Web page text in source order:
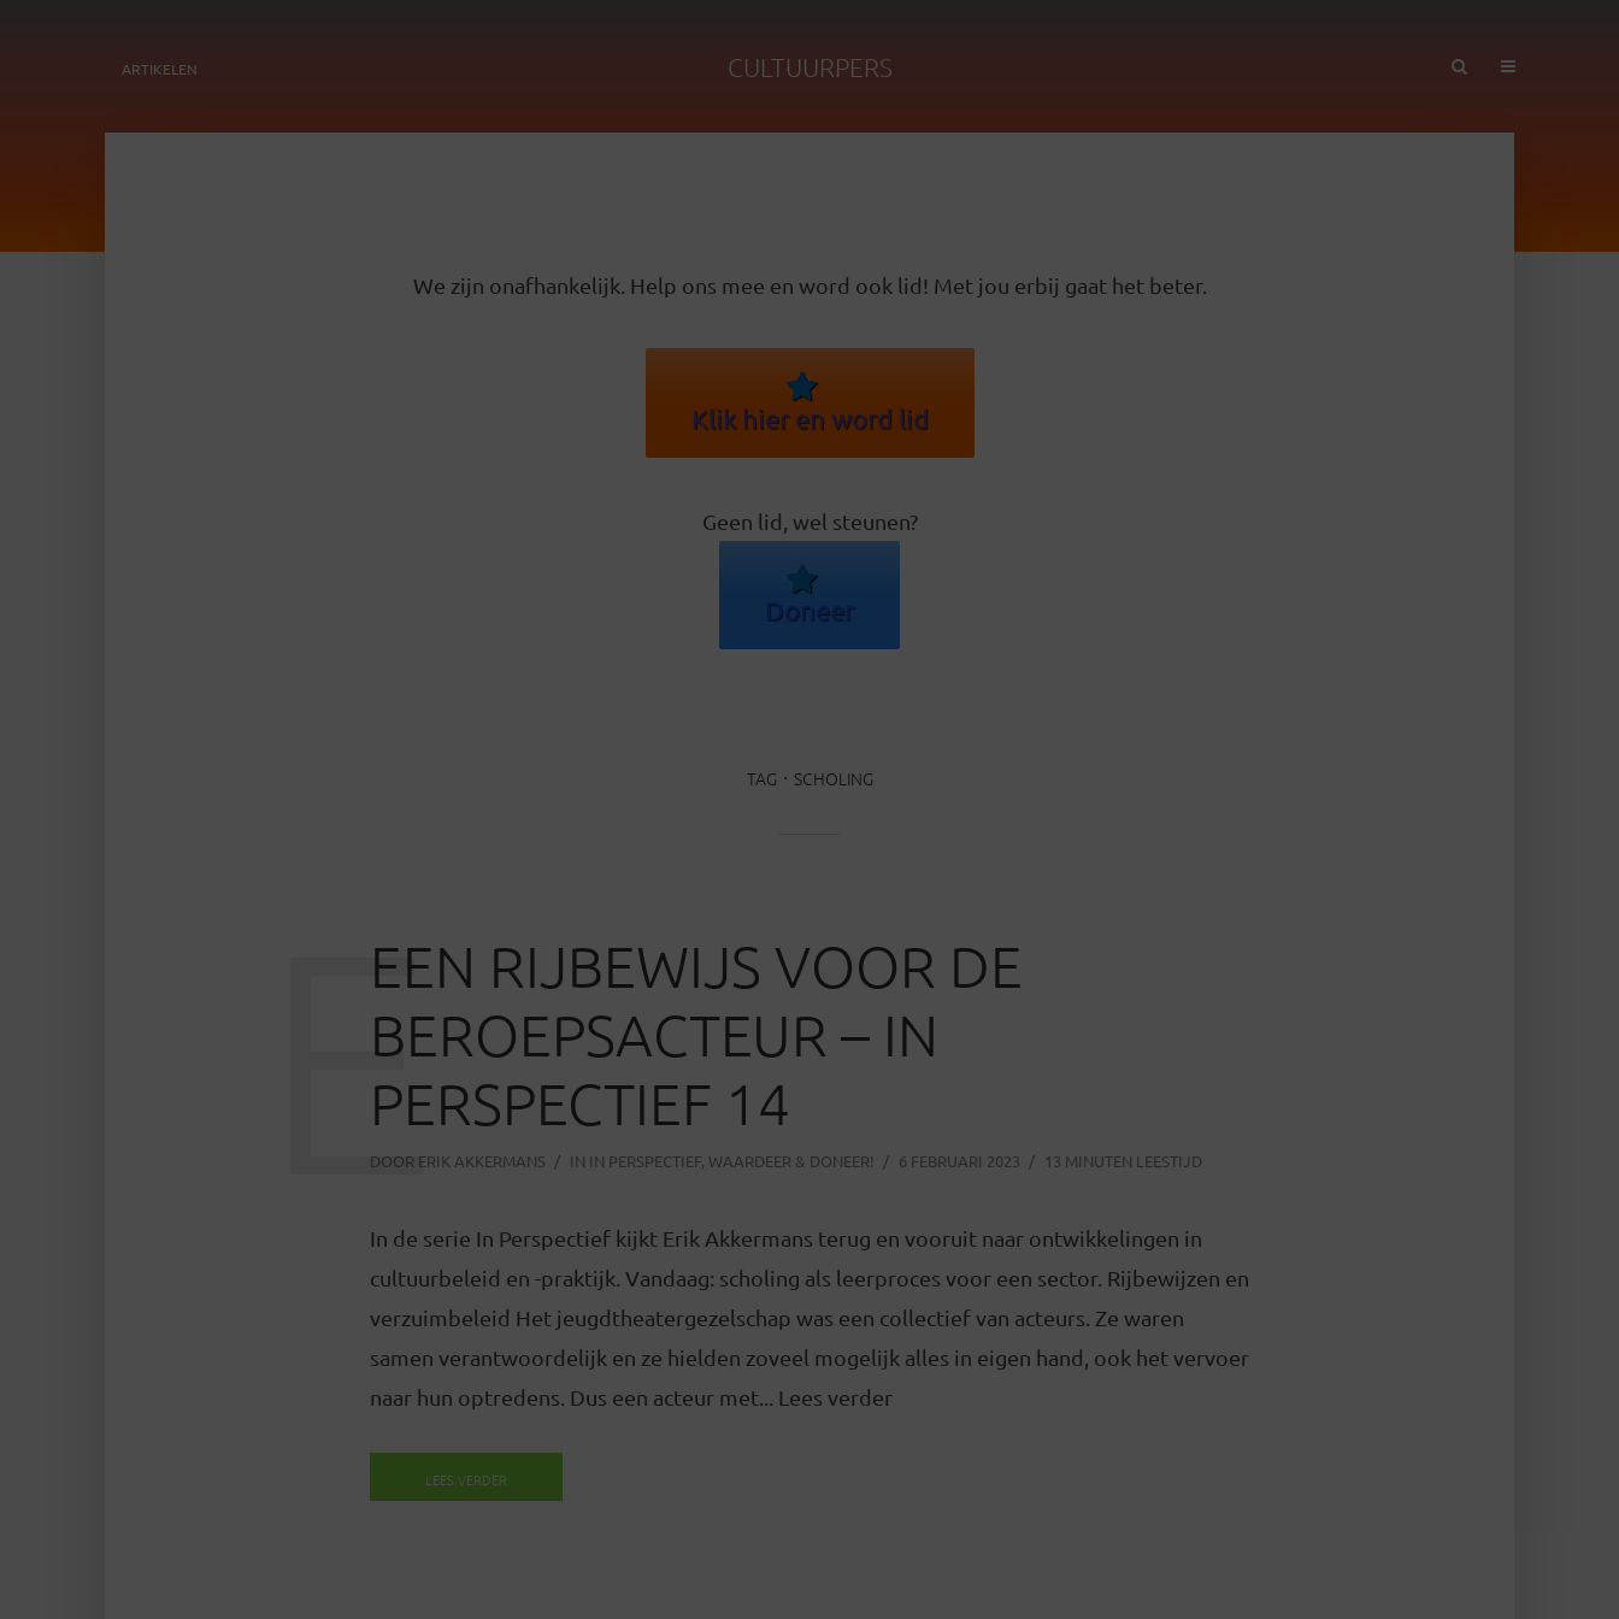
ARTIKELEN CULTUURPERS
We zijn onafhankelijk. Help ons mee en word ook lid! Met jou erbij gaat het beter.
Klik hier en word lid
Geen lid, wel steunen?
Doneer
TAG SCHOLING
EEN RIJBEWIJS VOOR DE
BEROEPSACTEUR – IN
PERSPECTIEF 14
DOOR ERIK AKKERMANS IN IN PERSPECTIEF, WAARDEER & DONEER! 6 FEBRUARI 2023 13 MINUTEN LEESTIJD
E
In de serie In Perspectief kijkt Erik Akkermans terug en vooruit naar ontwikkelingen in
cultuurbeleid en -praktijk. Vandaag: scholing als leerproces voor een sector. Rijbewijzen en
verzuimbeleid Het jeugdtheatergezelschap was een collectief van acteurs. Ze waren
samen verantwoordelijk en ze hielden zoveel mogelijk alles in eigen hand, ook het vervoer
naar hun optredens. Dus een acteur met... Lees verder
LEES VERDER